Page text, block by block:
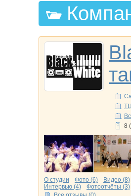
8
О студии Фото (6)
Видео (8)
Интервью (4)
Фотоотчёты (3)